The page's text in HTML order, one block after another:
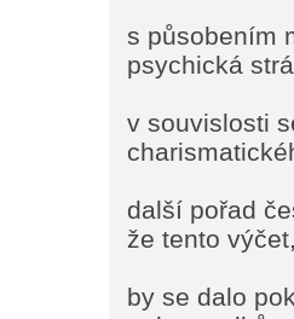
s působením
psychická
v souvislosti
další pořad
že tento
by se dalo